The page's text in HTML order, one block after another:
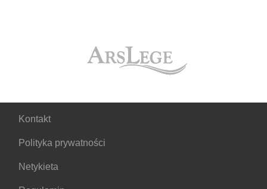
Kontakt
Polityka prywatności
Netykieta